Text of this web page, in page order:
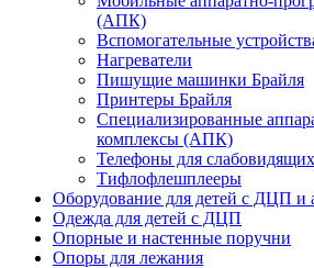
(АПК)
Вспомогательные
Нагреватели
Пишущие машинки Брайля
Принтеры Брайля
Специализированные
комплексы (АПК)
Телефоны для
Тифлофлешплееры
Оборудование для детей с ДЦП и
Одежда для детей с ДЦП
Опорные и настенные поручни
Опоры для лежания